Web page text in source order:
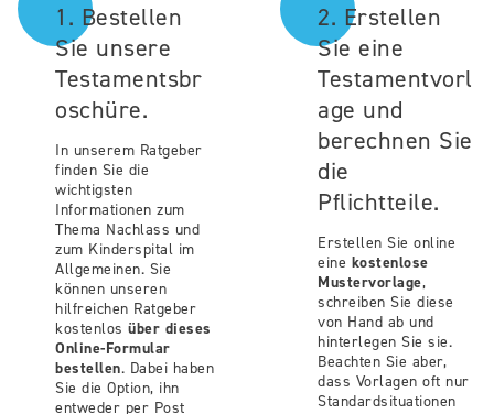
1. Bestellen
Sie unsere
Testamentsbr
oschüre.
In unserem Ratgeber
finden Sie die
wichtigsten
Informationen zum
Thema Nachlass und
zum Kinderspital im
Allgemeinen. Sie
können unseren
hilfreichen Ratgeber
kostenlos über dieses
Online-Formular
bestellen. Dabei haben
Sie die Option, ihn
entweder per Post
2. Erstellen
Sie eine
Testamentvorl
age und
berechnen Sie
die
Pflichtteile.
Erstellen Sie online
eine kostenlose
Mustervorlage,
schreiben Sie diese
von Hand ab und
hinterlegen Sie sie.
Beachten Sie aber,
dass Vorlagen oft nur
Standardsituationen